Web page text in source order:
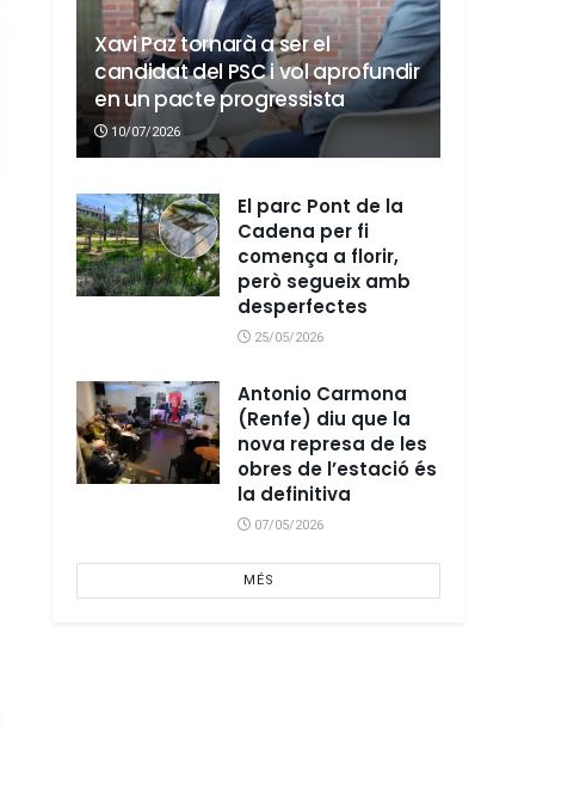
Xavi Paz tornarà a ser el
candidat del PSC i vol aprofundir
en un pacte progressista
10/07/2026
El parc Pont de la
Cadena per fi
comença a florir,
però segueix amb
desperfectes
25/05/2026
Antonio Carmona
(Renfe) diu que la
nova represa de les
obres de l’estació és
la definitiva
07/05/2026
MÉS